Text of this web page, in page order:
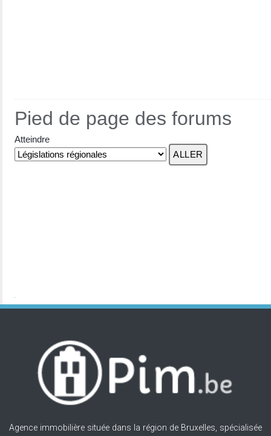
Pied de page des forums
Atteindre
Agence immobilière située dans la région de Bruxelles, spécialisée